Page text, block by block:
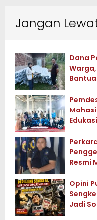
Jangan
Dana
Resmi
Opini
Jadi